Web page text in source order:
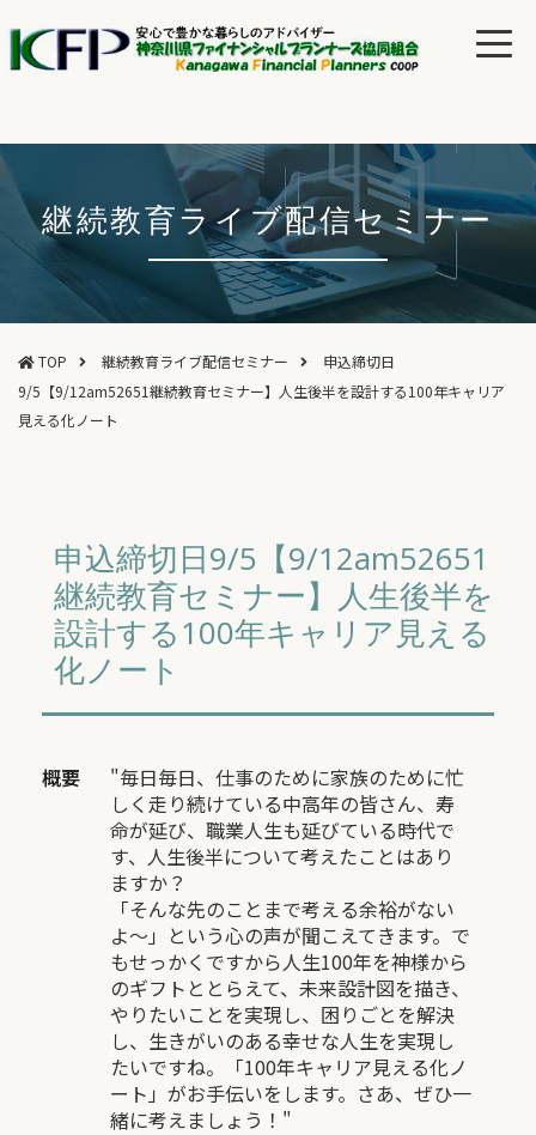
継続教育ライブ配信セミナー
TOP 継続教育ライブ配信セミナー
申込締切日
9/5【9/12am52651継続教育セミナー】人生後半を設計する100年キャリア
見える化ノート
申込締切日9/5【9/12am52651
継続教育セミナー】人生後半を
設計する100年キャリア見える
化ノート
概要
"毎日毎日、仕事のために家族のために忙
しく走り続けている中高年の皆さん、寿
命が延び、職業人生も延びている時代で
す、人生後半について考えたことはあり
ますか？
「そんな先のことまで考える余裕がない
よ～」という心の声が聞こえてきます。で
もせっかくですから人生100年を神様から
のギフトととらえて、未来設計図を描き、
やりたいことを実現し、困りごとを解決
し、生きがいのある幸せな人生を実現し
たいですね。「100年キャリア見える化ノ
ート」がお手伝いをします。さあ、ぜひ一
緒に考えましょう！"